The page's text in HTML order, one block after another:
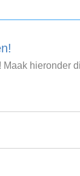
hieronder